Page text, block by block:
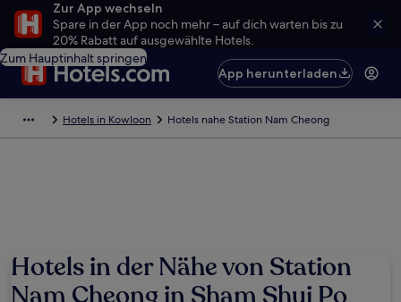
Zur App wechseln
Spare in der App noch mehr – auf dich warten bis zu
20% Rabatt auf ausgewählte Hotels.
Zum Hauptinhalt springen
App herunterladen
Hotels in Kowloon Hotels nahe Station Nam Cheong
Hotels in der Nähe von Station